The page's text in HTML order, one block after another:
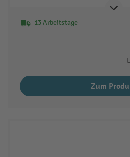
13 Arbeitstage
Zum